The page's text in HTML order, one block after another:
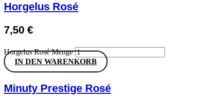
Horgelus Rosé
7,50 €
Horgelus Rosé Menge
IN DEN WARENKORB
Minuty Prestige Rosé